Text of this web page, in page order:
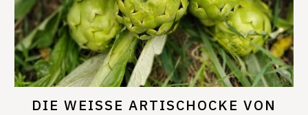
DIE WEISSE ARTISCHOCKE VON